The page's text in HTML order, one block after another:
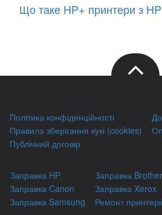
Що таке HP+ принтери з
Політика конфіденційності
Правила зберігання кукі (cookies)
Публічний договір
Заправка HP
Заправка Canon
Заправка Samsung
Заправка Brother
Заправка Xerox
Ремонт